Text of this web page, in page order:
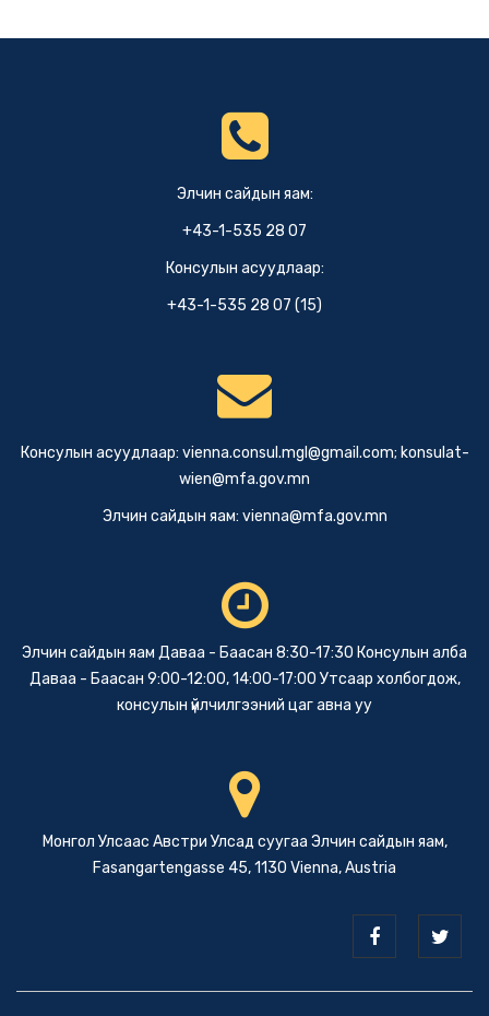
Элчин сайдын яам:
+43-1-535 28 07
Консулын асуудлаар:
+43-1-535 28 07 (15)
Консулын асуудлаар: vienna.consul.mgl@gmail.com; konsulat-
wien@mfa.gov.mn
Элчин сайдын яам: vienna@mfa.gov.mn
Элчин сайдын яам Даваа - Баасан 8:30-17:30 Консулын алба
Даваа - Баасан 9:00-12:00, 14:00-17:00 Утсаар холбогдож,
консулын үйлчилгээний цаг авна уу
Монгол Улсаас Австри Улсад суугаа Элчин сайдын яам,
Fasangartengasse 45, 1130 Vienna, Austria